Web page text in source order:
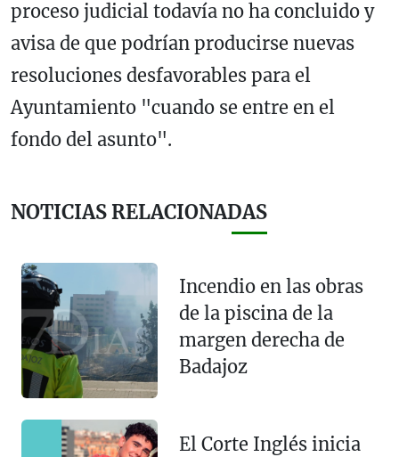
proceso judicial todavía no ha concluido y
avisa de que podrían producirse nuevas
resoluciones desfavorables para el
Ayuntamiento "cuando se entre en el
fondo del asunto".
NOTICIAS RELACIONADAS
Incendio en las obras
de la piscina de la
margen derecha de
Badajoz
El Corte Inglés inicia